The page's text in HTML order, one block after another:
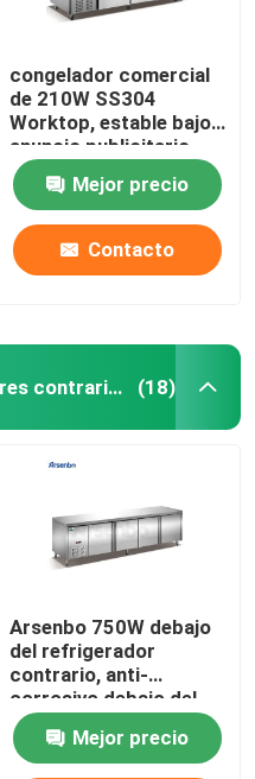
congelador comercial
de 210W SS304
Worktop, estable bajo
anuncio publicitario
más fresco contrario
Mejor precio
Contacto
Debajo de los refrigeradores contrarios (18)
Arsenbo 750W debajo
del refrigerador
contrario, anti-
corrosivo debajo del
congelador de
refrigerador del banco
Mejor precio